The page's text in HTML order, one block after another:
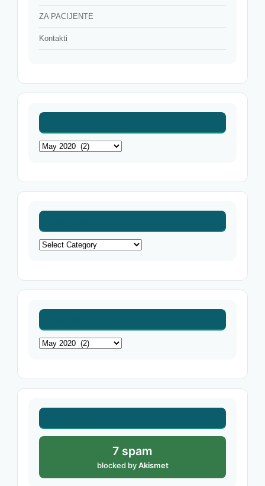
ZA PACIJENTE
Kontakti
Archives
Categories
Archives
7 spam
blocked byAkismet